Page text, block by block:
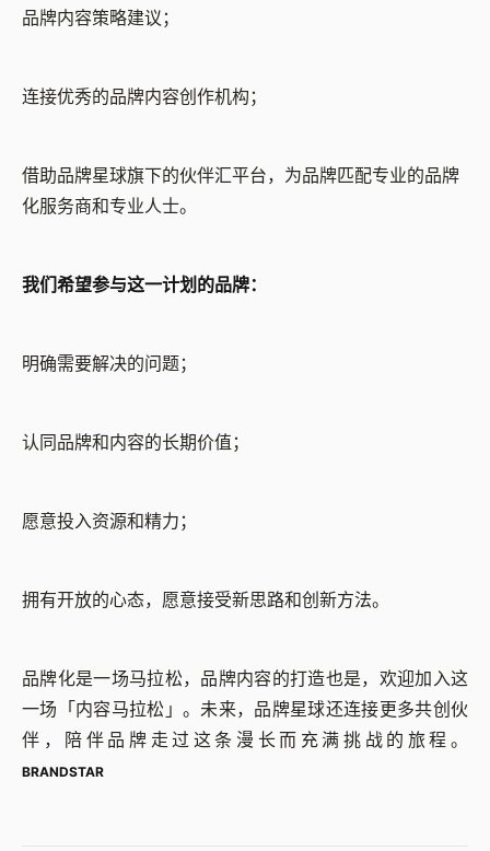
品牌内容策略建议；
连接优秀的品牌内容创作机构；
借助品牌星球旗下的伙伴汇平台，为品牌匹配专业的品牌
化服务商和专业人士。
我们希望参与这一计划的品牌：
明确需要解决的问题；
认同品牌和内容的长期价值；
愿意投入资源和精力；
拥有开放的心态，愿意接受新思路和创新方法。
品牌化是一场马拉松，品牌内容的打造也是，欢迎加入这
一场「内容马拉松」。未来，品牌星球还连接更多共创伙
伴，陪伴品牌走过这条漫长而充满挑战的旅程。
BRANDSTAR